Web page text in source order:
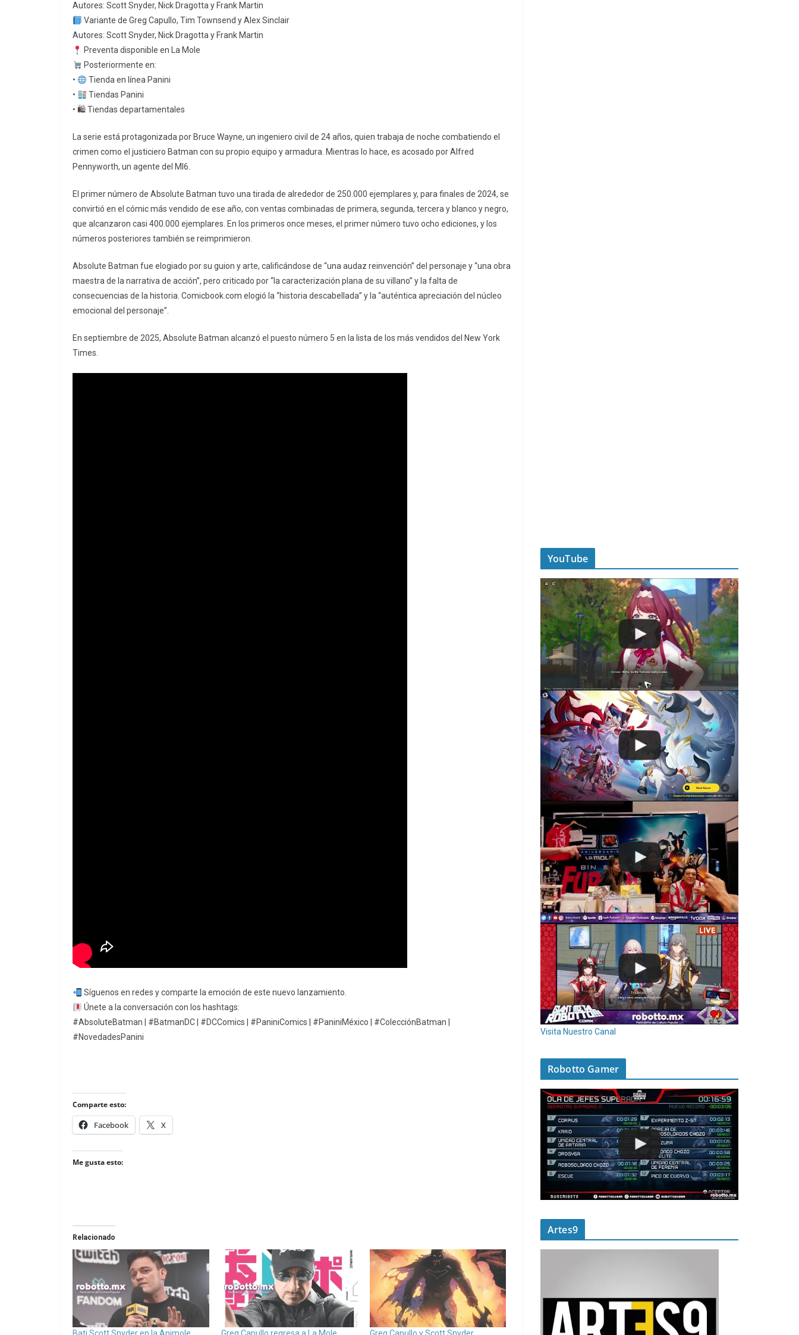
Autores: Scott Snyder, Nick Dragotta y Frank Martin
Variante de Greg Capullo, Tim Townsend y Alex Sinclair
Autores: Scott Snyder, Nick Dragotta y Frank Martin
Preventa disponible en La Mole
Posteriormente en:
•
Tienda en línea Panini
•
Tiendas Panini
• 🛍 Tiendas departamentales
La serie está protagonizada por Bruce Wayne, un ingeniero civil de 24 años, quien trabaja de noche combatiendo el
crimen como el justiciero Batman con su propio equipo y armadura. Mientras lo hace, es acosado por Alfred
Pennyworth, un agente del MI6.
El primer número de Absolute Batman tuvo una tirada de alrededor de 250.000 ejemplares y, para finales de 2024, se
convirtió en el cómic más vendido de ese año, con ventas combinadas de primera, segunda, tercera y blanco y negro,
que alcanzaron casi 400.000 ejemplares. En los primeros once meses, el primer número tuvo ocho ediciones, y los
números posteriores también se reimprimieron.
Absolute Batman fue elogiado por su guion y arte, calificándose de “una audaz reinvención” del personaje y “una obra
maestra de la narrativa de acción”, pero criticado por “la caracterización plana de su villano” y la falta de
consecuencias de la historia. Comicbook.com elogió la “historia descabellada” y la “auténtica apreciación del núcleo
emocional del personaje”.
En septiembre de 2025, Absolute Batman alcanzó el puesto número 5 en la lista de los más vendidos del New York
Times.
Síguenos en redes y comparte la emoción de este nuevo lanzamiento.
Únete a la conversación con los hashtags:
#AbsoluteBatman | #BatmanDC | #DCComics | #PaniniComics | #PaniniMéxico | #ColecciónBatman |
#NovedadesPanini
Comparte esto:
Facebook X
Me gusta esto:
Relacionado
YouTube
Visita Nuestro Canal
Robotto Gamer
Artes9